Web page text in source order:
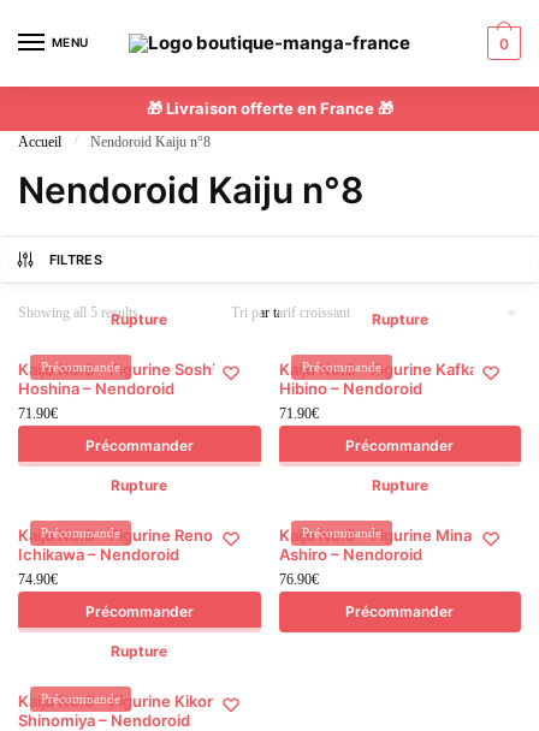
MENU 0
🎁 Livraison offerte en France 🎁
Accueil / Nendoroid Kaiju n°8
Nendoroid Kaiju n°8
FILTRES
Showing all 5 results
Précommande
Rupture
Kaiju No.8 – Figurine Soshiro
Hoshina – Nendoroid
71.90€
Précommander
Précommande
Rupture
Kaiju No.8 – Figurine Kafka
Hibino – Nendoroid
71.90€
Précommander
Précommande
Rupture
Kaiju No.8 – Figurine Reno
Ichikawa – Nendoroid
74.90€
Précommander
Précommande
Rupture
Kaiju No.8 – Figurine Mina
Ashiro – Nendoroid
76.90€
Précommander
Précommande
Rupture
Kaiju No.8 – Figurine Kikoru
Shinomiya – Nendoroid